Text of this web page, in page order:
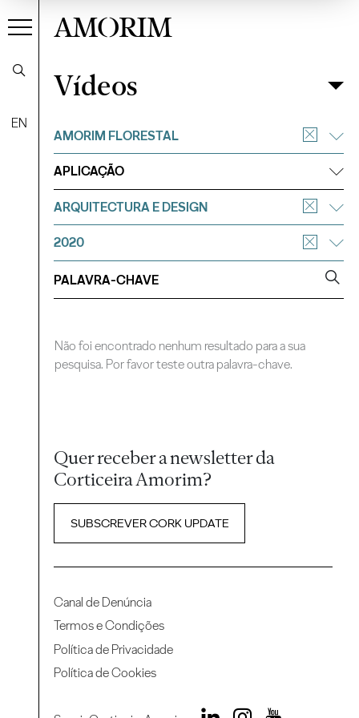
EN
AMORIM
VídeosFiltrar
Vídeos
AMORIM FLORESTAL
APLICAÇÃO
ARQUITECTURA E DESIGN
2020
Não foi encontrado nenhum resultado para a sua
pesquisa. Por favor teste outra palavra-chave.
Quer receber a newsletter da
Corticeira Amorim?
SUBSCREVER CORK UPDATE
Canal de Denúncia
Termos e Condições
Política de Privacidade
Política de Cookies